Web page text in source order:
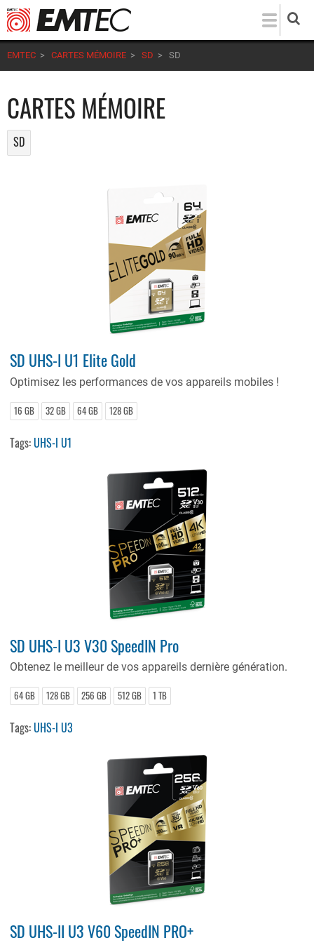
Aller
au
contenu
principal
EMTEC > CARTES MÉMOIRE > SD > SD
CARTES MÉMOIRE
SD
SD UHS-I U1 Elite Gold
Optimisez les performances de vos appareils mobiles !
16 GB 32 GB 64 GB 128 GB
Tags:UHS-I U1
SD UHS-I U3 V30 SpeedIN Pro
Obtenez le meilleur de vos appareils dernière génération.
64 GB 128 GB 256 GB 512 GB 1 TB
Tags:UHS-I U3
SD UHS-II U3 V60 SpeedIN PRO+